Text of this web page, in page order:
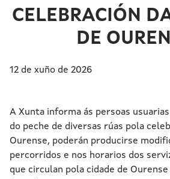
CELEBRACIÓN
DE
12 de xuño de 2026
A Xunta informa ás persoas
do peche de diversas rúas pola
Ourense, poderán producirse
percorridos e nos horarios dos
que circulan pola cidade de